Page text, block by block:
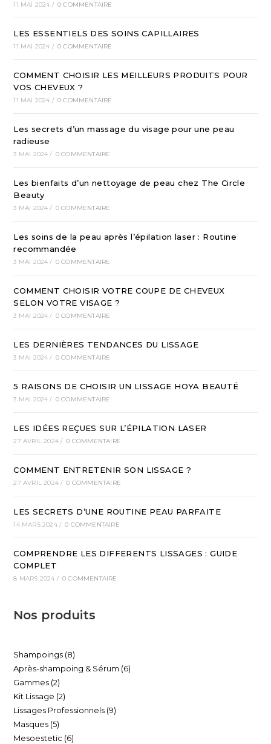
11 MAI 2024 / 0 COMMENTAIRE
LES ESSENTIELS DES SOINS CAPILLAIRES
11 MAI 2024 / 0 COMMENTAIRE
COMMENT CHOISIR LES MEILLEURS PRODUITS POUR
VOS CHEVEUX ?
11 MAI 2024 / 0 COMMENTAIRE
Les secrets d’un massage du visage pour une peau
radieuse
3 MAI 2024 / 0 COMMENTAIRE
Les bienfaits d’un nettoyage de peau chez The Circle
Beauty
3 MAI 2024 / 0 COMMENTAIRE
Les soins de la peau après l’épilation laser : Routine
recommandée
3 MAI 2024 / 0 COMMENTAIRE
COMMENT CHOISIR VOTRE COUPE DE CHEVEUX
SELON VOTRE VISAGE ?
3 MAI 2024 / 0 COMMENTAIRE
LES DERNIÈRES TENDANCES DU LISSAGE
3 MAI 2024 / 0 COMMENTAIRE
5 RAISONS DE CHOISIR UN LISSAGE HOYA BEAUTÉ
3 MAI 2024 / 0 COMMENTAIRE
LES IDÉES REÇUES SUR L’ÉPILATION LASER
27 AVRIL 2024 / 0 COMMENTAIRE
COMMENT ENTRETENIR SON LISSAGE ?
27 AVRIL 2024 / 0 COMMENTAIRE
LES SECRETS D’UNE ROUTINE PEAU PARFAITE
14 MARS 2024 / 0 COMMENTAIRE
COMPRENDRE LES DIFFERENTS LISSAGES : GUIDE
COMPLET
8 MARS 2024 / 0 COMMENTAIRE
Nos produits
Shampoings 8
Après-shampoing & Sérum 6
Gammes 2
Kit Lissage 2
Lissages Professionnels 9
Masques 5
Mesoestetic 6